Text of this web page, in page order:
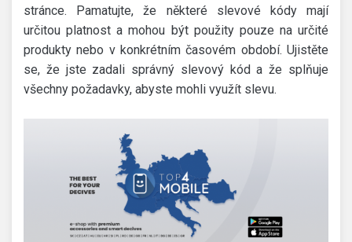
stránce. Pamatujte, že některé slevové kódy mají
určitou platnost a mohou být použity pouze na určité
produkty nebo v konkrétním časovém období. Ujistěte
se, že jste zadali správný slevový kód a že splňuje
všechny požadavky, abyste mohli využít slevu.